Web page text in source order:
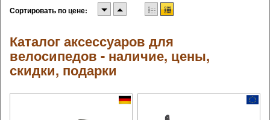
Сортировать по цене:
Каталог аксессуаров для
велосипедов - наличие, цены,
скидки, подарки